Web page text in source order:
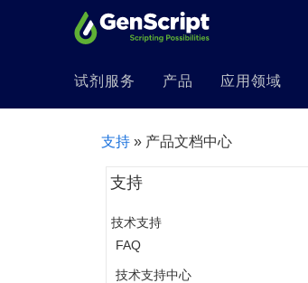
试剂服务 产品 应用领域
支持 » 产品文档中心
支持
技术支持
FAQ
技术支持中心